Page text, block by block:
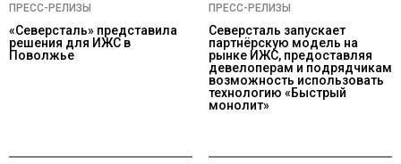
ПРЕСС-РЕЛИЗЫ
«Северсталь» представила
решения для ИЖС в
Поволжье
ПРЕСС-РЕЛИЗЫ
Северсталь запускает
партнёрскую модель на
рынке ИЖС, предоставляя
девелоперам и подрядчикам
возможность использовать
технологию «Быстрый
монолит»